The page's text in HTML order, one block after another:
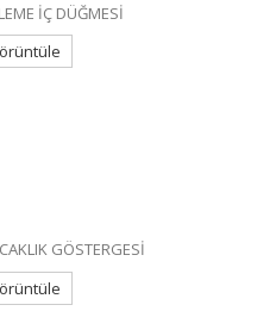
İÇ DÜĞMESİ
GÖSTERGESİ